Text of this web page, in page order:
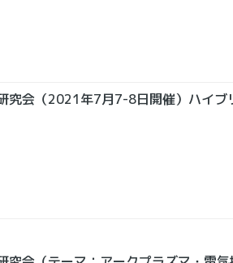
会（2021年7月7-8日開催）ハイブ